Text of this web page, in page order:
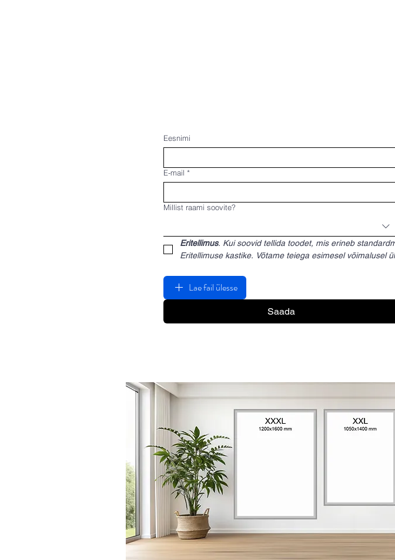
Eesnimi
E-mail *
Millist raami soovite?
Eritellimus. Kui soovid tellida toodet, mis erineb
Eritellimuse kastike. Võtame teiega esimesel võimalusel
Lae fail ülesse
Saada